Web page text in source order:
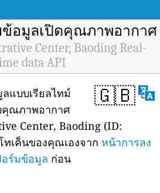
อมูลเปิดคุณภาพอากาศ
Center, Baoding Real-
data API
🇬🇧
แบบเรียลไทม์
คุณภาพอากาศ
Center, Baoding (ID:
เค็นของคุณเองจาก หน้าการลง
ร์มข้อมูล ก่อน